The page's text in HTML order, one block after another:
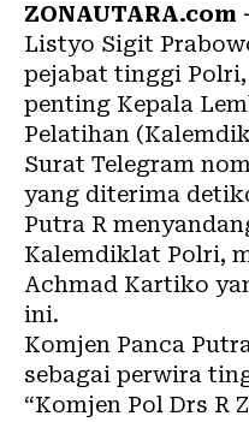
ZONAUTARA.com
Listyo Sigit
pejabat tinggi
penting Kepala
Pelatihan
Surat Telegram
yang diterima
Putra R
Kalemdiklat Polri,
Achmad Kartiko
ini.
Komjen Panca
sebagai perwira
“Komjen Pol Drs R